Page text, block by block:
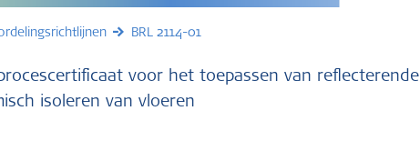
BRL 2114-01
voor het toepassen van reflecterende
isoleren van vloeren